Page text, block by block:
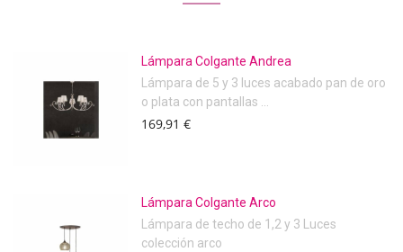
Lámpara Colgante Andrea
Lámpara de 5 y 3 luces acabado pan de oro
o plata con pantallas ...
169,91 €
Lámpara Colgante Arco
Lámpara de techo de 1,2 y 3 Luces
colección arco